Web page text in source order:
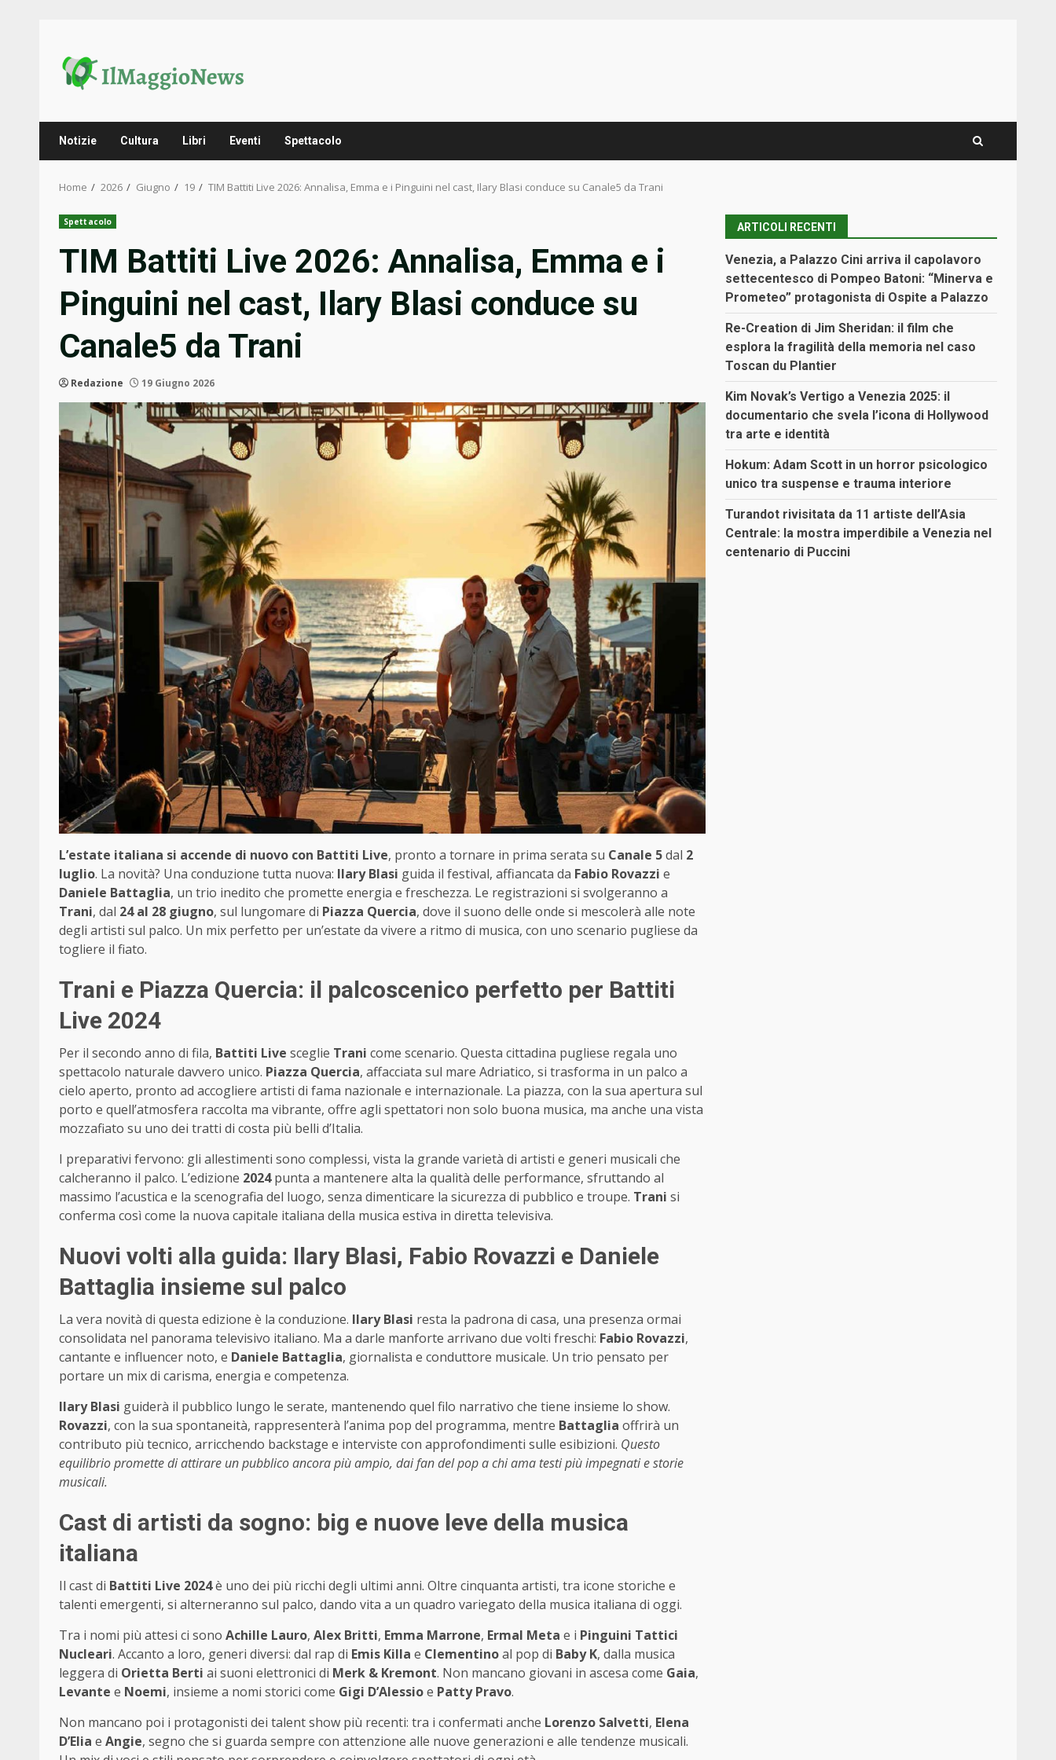
content
Notizie Cultura Libri Eventi Spettacolo
Home 2026 Giugno 19 TIM Battiti Live 2026: Annalisa, Emma e i Pinguini nel cast, Ilary Blasi conduce su Canale5 da Trani
Spettacolo
TIM Battiti Live 2026: Annalisa, Emma e i
Pinguini nel cast, Ilary Blasi conduce su
Canale5 da Trani
Redazione 19 Giugno 2026
L’estate italiana si accende di nuovo con Battiti Live, pronto a tornare in prima serata su Canale 5dal 2
luglio. La novità? Una conduzione tutta nuova: Ilary Blasi guida il festival, affiancata da Fabio Rovazzi e
Daniele Battaglia, un trio inedito che promette energia e freschezza. Le registrazioni si svolgeranno a
Trani, dal 24 al 28 giugno, sul lungomare di Piazza Quercia, dove il suono delle onde si mescolerà alle note
degli artisti sul palco. Un mix perfetto per un’estate da vivere a ritmo di musica, con uno scenario pugliese da
togliere il fiato.
Trani e Piazza Quercia: il palcoscenico perfetto per Battiti
Live 2024
Per il secondo anno di fila, Battiti Live sceglie Trani come scenario. Questa cittadina pugliese regala uno
spettacolo naturale davvero unico. Piazza Quercia, affacciata sul mare Adriatico, si trasforma in un palco a
cielo aperto, pronto ad accogliere artisti di fama nazionale e internazionale. La piazza, con la sua apertura sul
porto e quell’atmosfera raccolta ma vibrante, offre agli spettatori non solo buona musica, ma anche una vista
mozzafiato su uno dei tratti di costa più belli d’Italia.
I preparativi fervono: gli allestimenti sono complessi, vista la grande varietà di artisti e generi musicali che
calcheranno il palco. L’edizione 2024punta a mantenere alta la qualità delle performance, sfruttando al
massimo l’acustica e la scenografia del luogo, senza dimenticare la sicurezza di pubblico e troupe. Trani si
conferma così come la nuova capitale italiana della musica estiva in diretta televisiva.
Nuovi volti alla guida: Ilary Blasi, Fabio Rovazzi e Daniele
Battaglia insieme sul palco
La vera novità di questa edizione è la conduzione. Ilary Blasi resta la padrona di casa, una presenza ormai
consolidata nel panorama televisivo italiano. Ma a darle manforte arrivano due volti freschi: Fabio Rovazzi,
cantante e influencer noto, e Daniele Battaglia, giornalista e conduttore musicale. Un trio pensato per
portare un mix di carisma, energia e competenza.
Ilary Blasi guiderà il pubblico lungo le serate, mantenendo quel filo narrativo che tiene insieme lo show.
Rovazzi, con la sua spontaneità, rappresenterà l’anima pop del programma, mentre Battaglia offrirà un
contributo più tecnico, arricchendo backstage e interviste con approfondimenti sulle esibizioni. Questo
equilibrio promette di attirare un pubblico ancora più ampio, dai fan del pop a chi ama testi più impegnati e storie
musicali.
Cast di artisti da sogno: big e nuove leve della musica
italiana
Il cast di Battiti Live 2024è uno dei più ricchi degli ultimi anni. Oltre cinquanta artisti, tra icone storiche e
talenti emergenti, si alterneranno sul palco, dando vita a un quadro variegato della musica italiana di oggi.
Tra i nomi più attesi ci sono Achille Lauro, Alex Britti, Emma Marrone, Ermal Meta e i Pinguini Tattici
Nucleari. Accanto a loro, generi diversi: dal rap di Emis Killa e Clementinoal pop di Baby K, dalla musica
leggera di Orietta Berti ai suoni elettronici di Merk & Kremont. Non mancano giovani in ascesa come Gaia,
Levante e Noemi, insieme a nomi storici come Gigi D’Alessioe Patty Pravo.
Non mancano poi i protagonisti dei talent show più recenti: tra i confermati anche Lorenzo Salvetti, Elena
D’Elia e Angie, segno che si guarda sempre con attenzione alle nuove generazioni e alle tendenze musicali.
ARTICOLI RECENTI
Venezia, a Palazzo Cini arriva il capolavoro
settecentesco di Pompeo Batoni: “Minerva e
Prometeo” protagonista di Ospite a Palazzo
Re-Creation di Jim Sheridan: il film che
esplora la fragilità della memoria nel caso
Toscan du Plantier
Kim Novak’s Vertigo a Venezia 2025: il
documentario che svela l’icona di Hollywood
tra arte e identità
Hokum: Adam Scott in un horror psicologico
unico tra suspense e trauma interiore
Turandot rivisitata da 11 artiste dell’Asia
Centrale: la mostra imperdibile a Venezia nel
centenario di Puccini